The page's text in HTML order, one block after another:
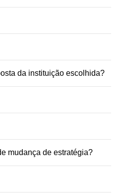
da instituição escolhida?
mudança de estratégia?